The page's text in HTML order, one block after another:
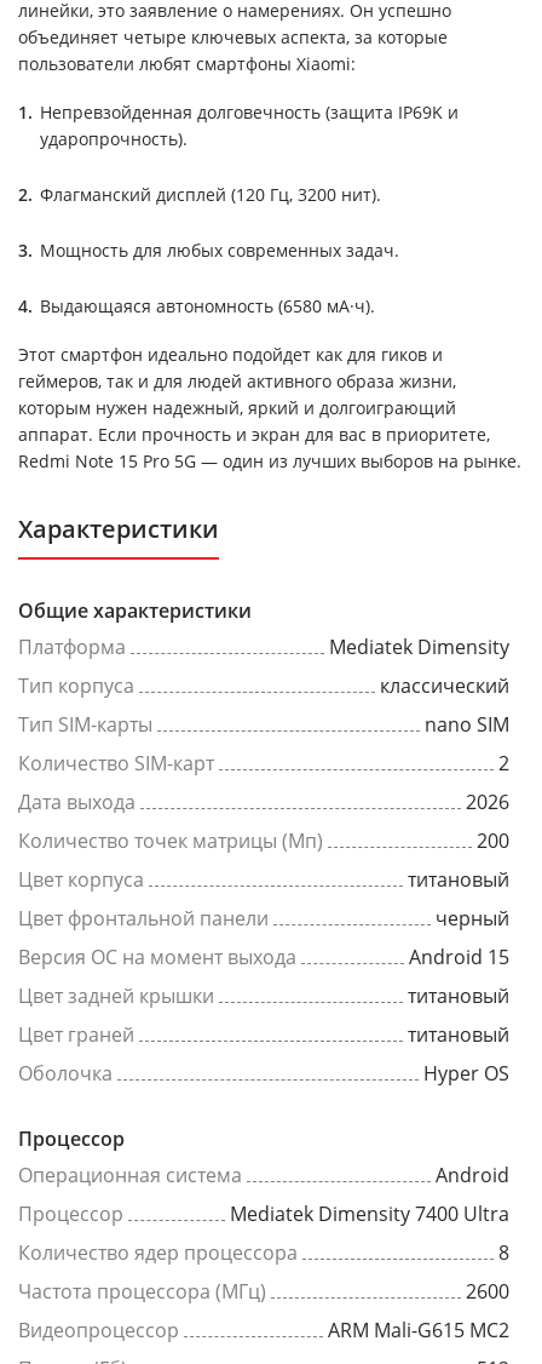
линейки, это заявление о намерениях. Он успешно
объединяет четыре ключевых аспекта, за которые
пользователи любят смартфоны Xiaomi:
Непревзойденная долговечность (защита IP69K и
ударопрочность).
Флагманский дисплей (120 Гц, 3200 нит).
Мощность для любых современных задач.
Выдающаяся автономность (6580 мА·ч).
Этот смартфон идеально подойдет как для гиков и
геймеров, так и для людей активного образа жизни,
которым нужен надежный, яркий и долгоиграющий
аппарат. Если прочность и экран для вас в приоритете,
Redmi Note 15 Pro 5G — один из лучших выборов на рынке.
Характеристики
Общие характеристики
Платформа
Mediatek Dimensity
Тип корпуса
классический
Тип SIM-карты
nano SIM
Количество SIM-карт
2
Дата выхода
2026
Количество точек матрицы (Мп)
200
Цвет корпуса
титановый
Цвет фронтальной панели
черный
Версия ОС на момент выхода
Android 15
Цвет задней крышки
титановый
Цвет граней
титановый
Оболочка
Hyper OS
Процессор
Операционная система
Android
Процессор
Mediatek Dimensity 7400 Ultra
Количество ядер процессора
8
Частота процессора (МГц)
2600
Видеопроцессор
ARM Mali-G615 MC2